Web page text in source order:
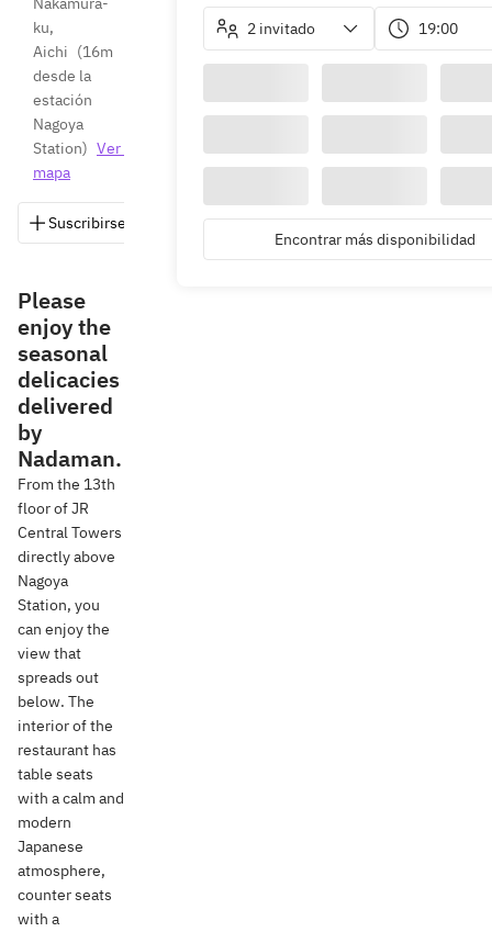
ku,
Aichi (16m
desde la
estación
Nagoya
Station) Ver
mapa
Suscribirse Guardar Compartir Instrucciones
Please
enjoy the
seasonal
delicacies
delivered
by
Nadaman.
From the 13th
floor of JR
Central Towers
directly above
Nagoya
Station, you
can enjoy the
view that
spreads out
below. The
interior of the
restaurant has
table seats
with a calm and
modern
Japanese
atmosphere,
counter seats
with a
2 invitado 19:00
Encontrar más disponibilidad